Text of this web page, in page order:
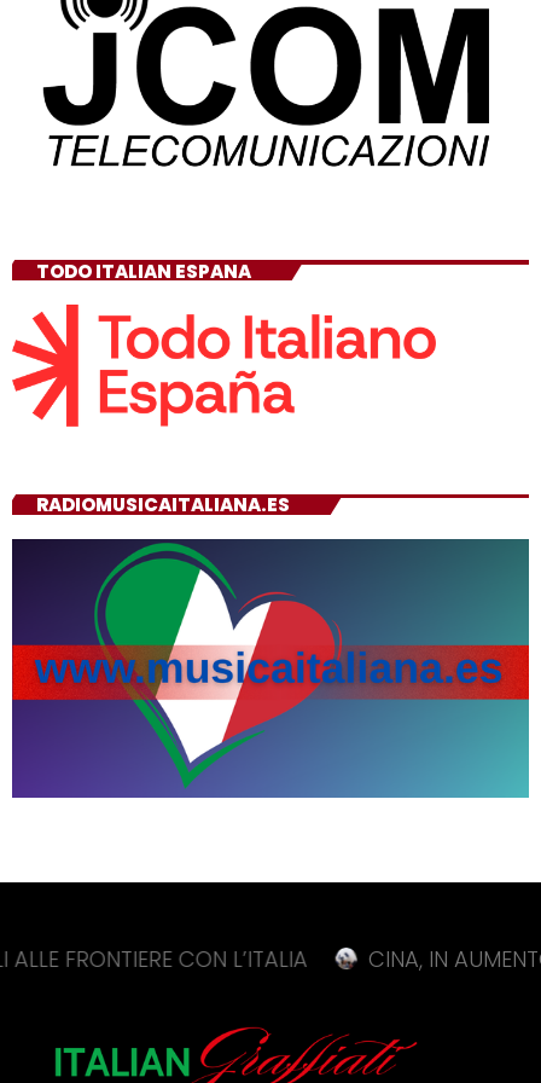
TODO ITALIAN ESPANA
RADIOMUSICAITALIANA.ES
CON L’ITALIA CINA, IN AUMENTO